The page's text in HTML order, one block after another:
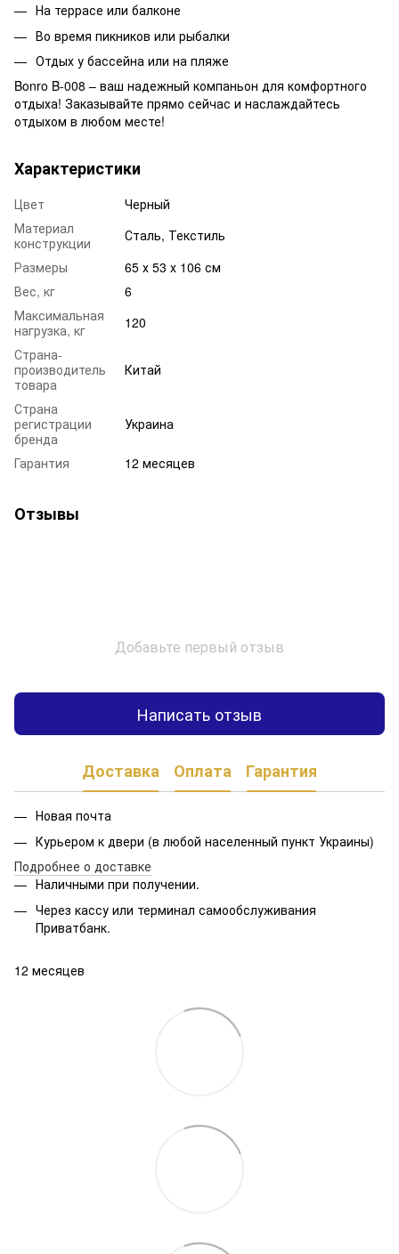
На террасе или балконе
Во время пикников или рыбалки
Отдых у бассейна или на пляже
Bonro B-008 – ваш надежный компаньон для комфортного
отдыха! Заказывайте прямо сейчас и наслаждайтесь
отдыхом в любом месте!
Характеристики
Цвет
Черный
Материал
конструкции
Сталь, Текстиль
Размеры
65 х 53 х 106 см
Вес, кг
6
Максимальная
нагрузка, кг
120
Страна-
производитель
товара
Китай
Страна
регистрации
бренда
Украина
Гарантия 12 месяцев
Отзывы
Добавьте первый отзыв
Написать отзыв
Доставка Оплата Гарантия
Новая почта
Курьером к двери (в любой населенный пункт Украины)
Подробнее о доставке
Наличными при получении.
Через кассу или терминал самообслуживания
Приватбанк.
12 месяцев